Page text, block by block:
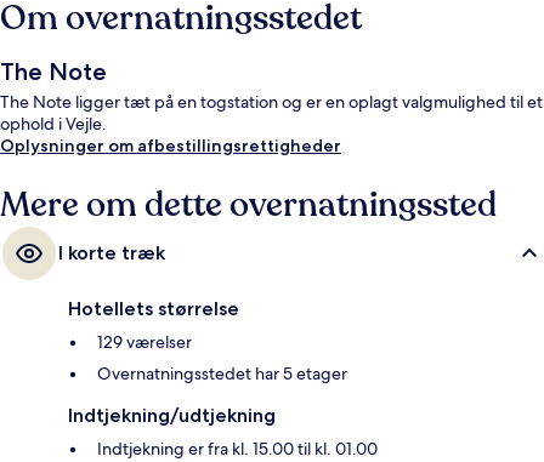
Om overnatningsstedet
The Note
The Note ligger tæt på en togstation og er en oplagt valgmulighed til et
ophold i Vejle.
Oplysninger om afbestillingsrettigheder
Mere om dette overnatningssted
I korte træk
Hotellets størrelse
129 værelser
Overnatningsstedet har 5 etager
Indtjekning/udtjekning
Indtjekning er fra kl. 15.00 til kl. 01.00